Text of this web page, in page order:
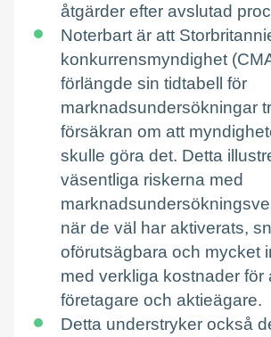
åtgärder efter avslutad
Noterbart är att
konkurrensmyndighet
förlängde sin tidtabell för
marknadsundersökningar
försäkran om att
skulle göra det. Detta
väsentliga riskerna med
när de väl har aktiverats,
oförutsägbara och mycket
med verkliga kostnader för
företagare och aktieägare.
Detta understryker också